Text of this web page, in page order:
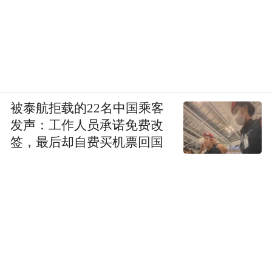
被泰航拒载的22名中国乘客
发声：工作人员承诺免费改
签，最后却自费买机票回国